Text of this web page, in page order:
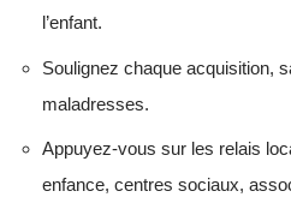
l’enfant.
Soulignez chaque acquisition,
maladresses.
Appuyez-vous sur les relais
enfance, centres sociaux,